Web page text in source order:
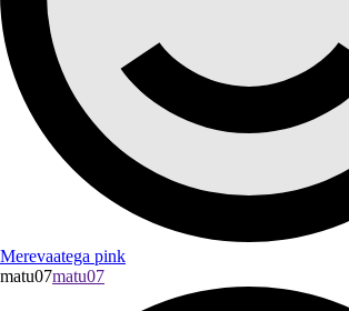
Merevaatega pink
matu07matu07